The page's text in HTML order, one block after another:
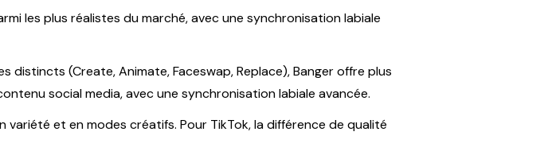
les plus réalistes du marché, avec une synchronisation labiale
distincts (Create, Animate, Faceswap, Replace), Banger offre plus
social media, avec une synchronisation labiale avancée.
variété et en modes créatifs. Pour TikTok, la différence de qualité